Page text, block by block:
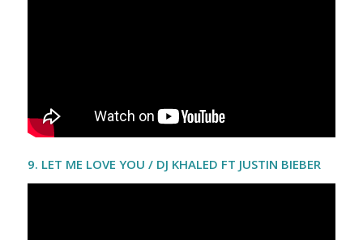
9. LET ME LOVE YOU / DJ KHALED FT JUSTIN BIEBER